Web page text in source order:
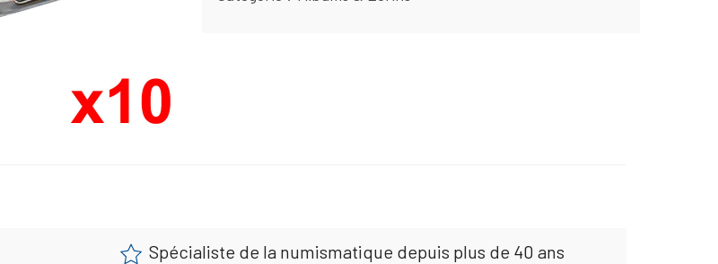
Spécialiste de la numismatique depuis plus de 40 ans